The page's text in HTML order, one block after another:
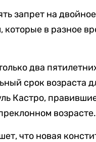
запрет на
в разное
два
срок возраста
Кастро,
возрасте.
что новая